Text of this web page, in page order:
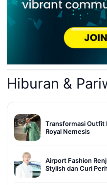
Hiburan &
Transformasi Outfit
Royal Nemesis
Airport Fashion
Stylish dan Curi